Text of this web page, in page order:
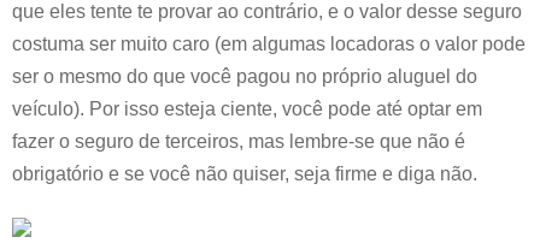
que eles tente te provar ao contrário, e o valor desse seguro
costuma ser muito caro (em algumas locadoras o valor pode
ser o mesmo do que você pagou no próprio aluguel do
veículo). Por isso esteja ciente, você pode até optar em
fazer o seguro de terceiros, mas lembre-se que não é
obrigatório e se você não quiser, seja firme e diga não.